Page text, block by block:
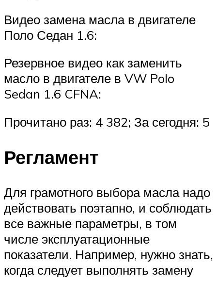
Видео замена масла в двигателе
Поло Седан 1.6:
Резервное видео как заменить
масло в двигателе в VW Polo
Sedan 1.6 CFNA:
Прочитано раз: 4 382; За сегодня: 5
Регламент
Для грамотного выбора масла надо
действовать поэтапно, и соблюдать
все важные параметры, в том
числе эксплуатационные
показатели. Например, нужно знать,
когда следует выполнять замену